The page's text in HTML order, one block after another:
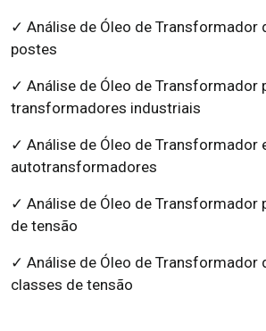
✓ Análise de Óleo de Transformador
postes
✓ Análise de Óleo de Transformador
transformadores industriais
✓ Análise de Óleo de Transformador
autotransformadores
✓ Análise de Óleo de Transformador
de tensão
✓ Análise de Óleo de Transformador
classes de tensão